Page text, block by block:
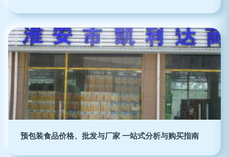
预包装食品价格、批发与厂家 一站式分析与购买指南